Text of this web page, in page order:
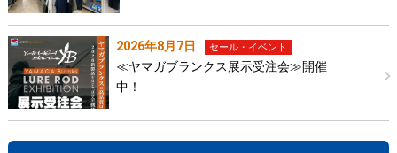
2026年8月7日 セール・イベント
≪ヤマガブランクス展示受注会≫開催
中！